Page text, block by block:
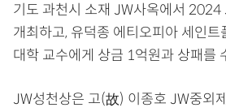
기도 과천시 소재 JW사옥에서 2024
개최하고, 유덕종 에티오피아 세인
대학 교수에게 상금 1억원과 상패를
JW성천상은 고(故) 이종호 JW중외